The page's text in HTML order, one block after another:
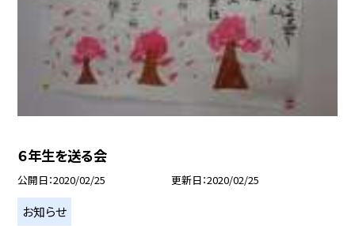
６年生を送る会
公開日 2020/02/25 更新日 2020/02/25
お知らせ